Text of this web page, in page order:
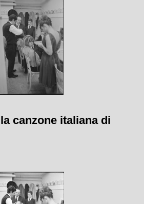
canzone italiana di